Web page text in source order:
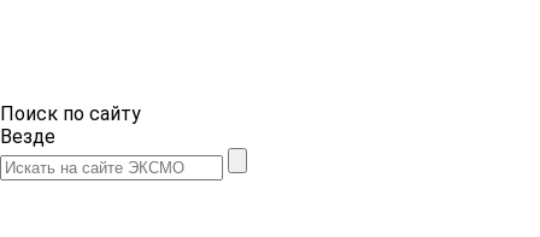
Поиск по сайту
Везде